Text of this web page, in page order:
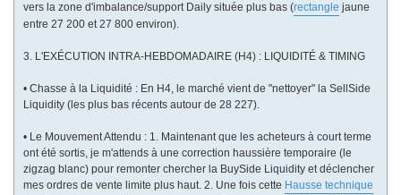
vers la zone d'imbalance/support Daily située plus bas (rectangle jaune
entre 27 200 et 27 800 environ).
3. L'EXÉCUTION INTRA-HEBDOMADAIRE (H4) : LIQUIDITÉ & TIMING
• Chasse à la Liquidité : En H4, le marché vient de "nettoyer" la SellSide
Liquidity (les plus bas récents autour de 28 227).
• Le Mouvement Attendu : 1. Maintenant que les acheteurs à court terme
ont été sortis, je m'attends à une correction haussière temporaire (le
zigzag blanc) pour remonter chercher la BuySide Liquidity et déclencher
mes ordres de vente limite plus haut. 2. Une fois cette Hausse technique